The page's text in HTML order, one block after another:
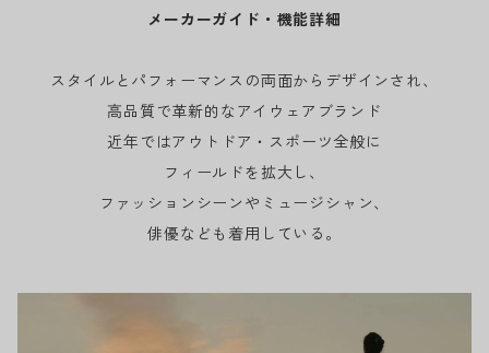
メーカーガイド・機能詳細
スタイルとパフォーマンスの両面からデザインされ、
高品質で革新的なアイウェアブランド
近年ではアウトドア・スポーツ全般に
フィールドを拡大し、
ファッションシーンやミュージシャン、
俳優なども着用している。